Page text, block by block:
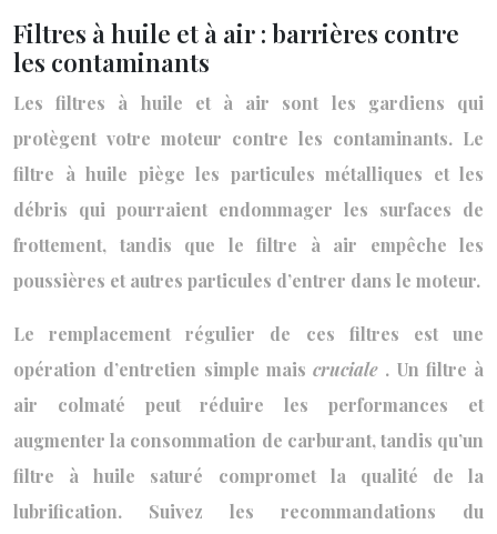
Filtres à huile et à air : barrières contre
les contaminants
Les filtres à huile et à air sont les gardiens qui
protègent votre moteur contre les contaminants. Le
filtre à huile piège les particules métalliques et les
débris qui pourraient endommager les surfaces de
frottement, tandis que le filtre à air empêche les
poussières et autres particules d’entrer dans le moteur.
Le remplacement régulier de ces filtres est une
opération d’entretien simple mais cruciale . Un filtre à
air colmaté peut réduire les performances et
augmenter la consommation de carburant, tandis qu’un
filtre à huile saturé compromet la qualité de la
lubrification. Suivez les recommandations du